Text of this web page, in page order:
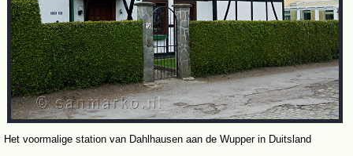
Het voormalige station van Dahlhausen aan de Wupper in Duitsland